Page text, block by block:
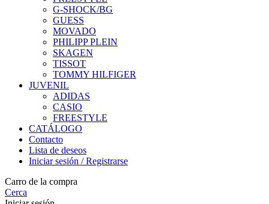
G-SHOCK/BG
GUESS
MOVADO
PHILIPP PLEIN
SKAGEN
TISSOT
TOMMY HILFIGER
JUVENIL
ADIDAS
CASIO
FREESTYLE
CATÁLOGO
Contacto
Lista de deseos
Iniciar sesión / Registrarse
Carro de la compra
Cerca